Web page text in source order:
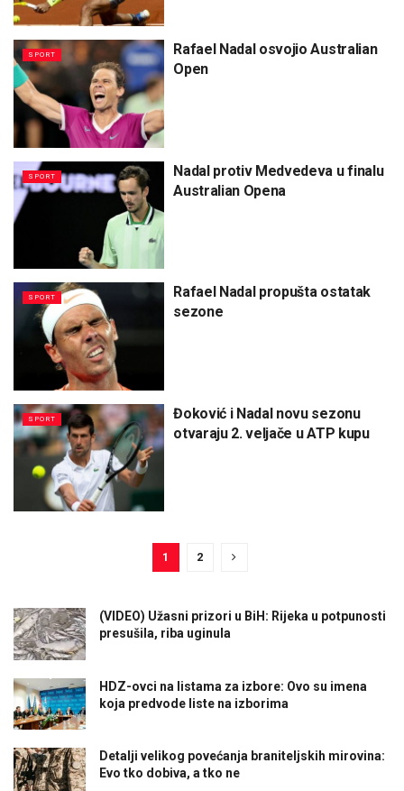
SPORT
Rafael Nadal osvojio Australian
Open
SPORT
Nadal protiv Medvedeva u finalu
Australian Opena
SPORT
Rafael Nadal propušta ostatak
sezone
SPORT
Đoković i Nadal novu sezonu
otvaraju 2. veljače u ATP kupu
1 2
(VIDEO) Užasni prizori u BiH: Rijeka u potpunosti
presušila, riba uginula
HDZ-ovci na listama za izbore: Ovo su imena
koja predvode liste na izborima
Detalji velikog povećanja braniteljskih mirovina:
Evo tko dobiva, a tko ne